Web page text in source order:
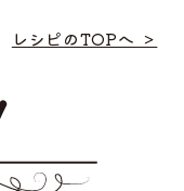
レシピのTOPへ ＞